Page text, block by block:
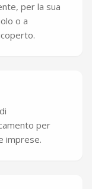
per la sua
o a
per
imprese.